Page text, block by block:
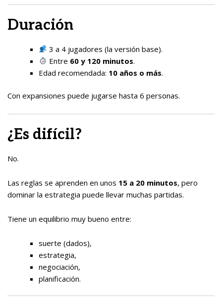
Duración
3 a 4 jugadores (la versión base).
Entre 60 y 120 minutos.
Edad recomendada: 10 años o más.
Con expansiones puede jugarse hasta 6 personas.
¿Es difícil?
No.
Las reglas se aprenden en unos 15 a 20 minutos, pero
dominar la estrategia puede llevar muchas partidas.
Tiene un equilibrio muy bueno entre:
suerte (dados),
estrategia,
negociación,
planificación.